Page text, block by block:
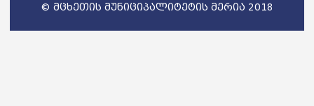
© მცხეთის მუნიციპალიტეტის მერია 2018